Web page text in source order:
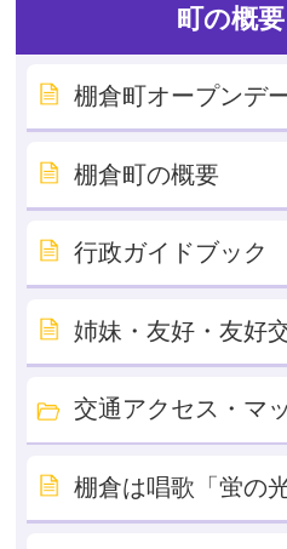
町の概
棚倉町オープンデ
棚倉町の概要
行政ガイドブック
姉妹・友好・友好
交通アクセス・マ
棚倉は唱歌「蛍の